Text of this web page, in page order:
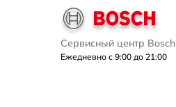
Сервисный центр Bosch
Ежедневно с 9:00 до 21:00